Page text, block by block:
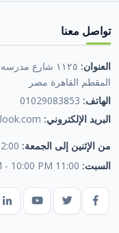
تواصل معنا
العنوان:
١١٢٥ شارع
المقطم القاهرة مصر
الهاتف: 01029083853
البريد الإلكتروني:
من الإثنين إلى الجمعة: 2:00 PM - 10:00 PM
السبت: 11:00 PM - 10:00 PM